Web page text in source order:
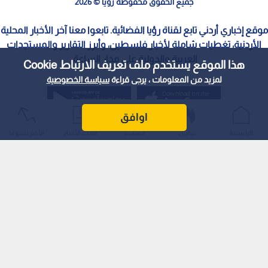
هذا الموقع يستخدم ملف تعريف الارتباط Cookie
لمزيد من المعلومات ، يرجى قراءةسياسة الخصوصية
اوافق
جميع الحقوق محفوظة رؤيا © 2026
موقع إخباري أردني تابع لقناة رؤيا الفضائية. تابعوا معنا آخر الأخبار المحلية
الأردنية، تغطيات شاملة لأخبار فلسطين، وأبرز التقارير والمستجدات
العربية والدولية على مدار الساعة.
عواجل المباشر أحدث الأخبار